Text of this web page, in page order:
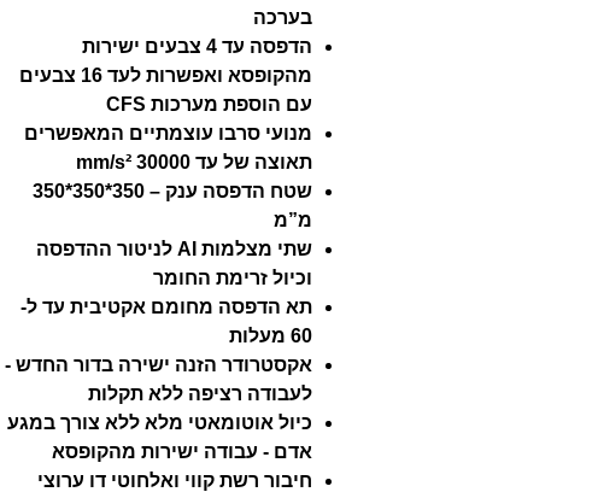
בערכה
הדפסה עד 4 צבעים ישירות
מהקופסא ואפשרות לעד 16 צבעים
עם הוספת מערכות CFS
מנועי סרבו עוצמתיים המאפשרים
תאוצה של עד 30000 mm/s²
שטח הדפסה ענק – 350*350*350
מ”מ
שתי מצלמות AI לניטור ההדפסה
וכיול זרימת החומר
תא הדפסה מחומם אקטיבית עד ל-
60 מעלות
אקסטרודר הזנה ישירה בדור החדש -
לעבודה רציפה ללא תקלות
כיול אוטומאטי מלא ללא צורך במגע
אדם - עבודה ישירות מהקופסא
חיבור רשת קווי ואלחוטי דו ערוצי